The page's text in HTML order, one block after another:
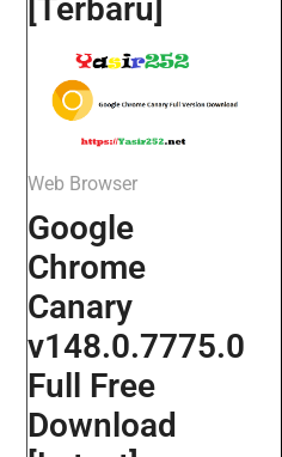
[Terbaru]
Web Browser
Google
Chrome
Canary
v148.0.7775.0
Full Free
Download